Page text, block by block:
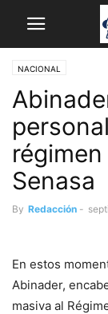
NACIONAL
Senasa
By Redacción -
En estos
Abinader,
masiva al